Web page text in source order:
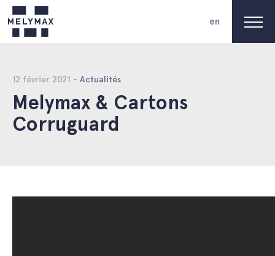
en
12 février 2021 - Actualités
Melymax & Cartons
Corruguard